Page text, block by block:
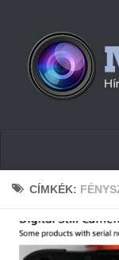
Hírek
Cikkek
CÍMKÉK: